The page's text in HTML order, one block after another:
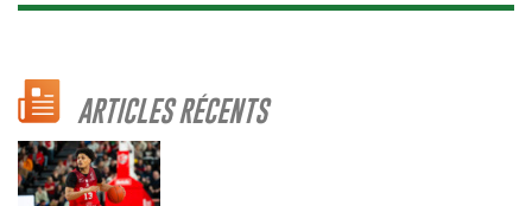
ARTICLES RÉCENTS